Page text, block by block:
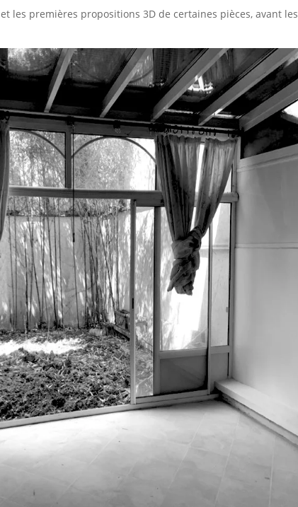
et les premières propositions 3D de certaines pièces, avant les